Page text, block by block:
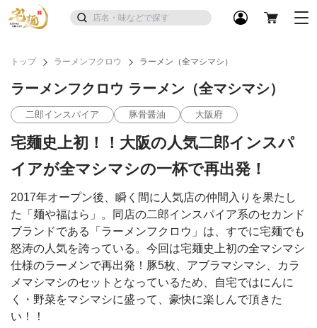
トップ ラーメンフクロウ ラーメン（全マシマシ）
ラーメンフクロウ ラーメン（全マシマシ）
二郎インスパイア 豚骨醤油 大阪府
宅麺史上初！！大阪の人気二郎インスパ
イアが全マシマシの一杯で再出発！
2017年オープン後、瞬く間に人気店の仲間入りを果たし
た「麺や福はら」。同店の二郎インスパイア系のセカンド
ブランドである「ラーメンフクロウ」は、すでに宅麺でも
怒涛の人気を誇っている。今回は宅麺史上初の全マシマシ
仕様のラーメンで再出発！豚5枚、アブラマシマシ、カラ
メマシマシのセットとなっているため、自宅ではにんに
く・野菜をマシマシに盛って、豪快に楽しんで頂きた
い！！